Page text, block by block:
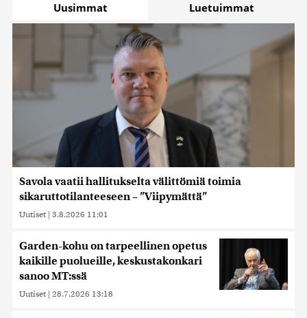
Uusimmat Luetuimmat
Savola vaatii hallitukselta välittömiä toimia
sikaruttotilanteeseen – ”Viipymättä”
Uutiset | 3.8.2026 11:01
Garden-kohu on tarpeellinen opetus
kaikille puolueille, keskustakonkari
sanoo MT:ssä
Uutiset | 28.7.2026 13:18